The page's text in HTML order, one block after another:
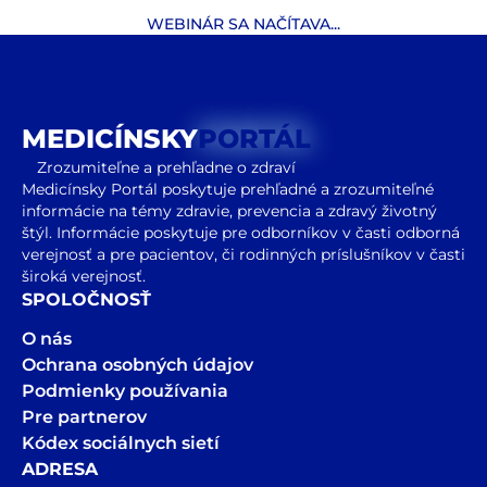
WEBINÁR SA NAČÍTAVA...
MEDICÍNSKYPORTÁL
Zrozumiteľne a prehľadne o zdraví
Medicínsky Portál poskytuje prehľadné a zrozumiteľné
informácie na témy zdravie, prevencia a zdravý životný
štýl. Informácie poskytuje pre odborníkov v časti odborná
verejnosť a pre pacientov, či rodinných príslušníkov v časti
široká verejnosť.
SPOLOČNOSŤ
O nás
Ochrana osobných údajov
Podmienky používania
Pre partnerov
Kódex sociálnych sietí
ADRESA